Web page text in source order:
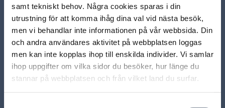
samt tekniskt behov. Några cookies sparas i din
utrustning för att komma ihåg dina val vid nästa besök,
men vi behandlar inte informationen på vår webbsida. Din
och andra användares aktivitet på webbplatsen loggas
men kan inte kopplas ihop till enskilda individer. Vi samlar
ihop uppgifter om vilka sidor du besöker, hur länge du
stannar på webbplatsen och från vilket land du surfar.
Hur kan jag klaga på att leveransen är försenad?
Hur lång får leveranstiden vara?
Hur länge är jag bunden av en beställning?